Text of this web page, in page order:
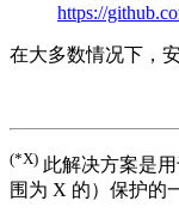
https://
在大多数情况下，
(*X) 此解决方案是
围为 X 的）保护的